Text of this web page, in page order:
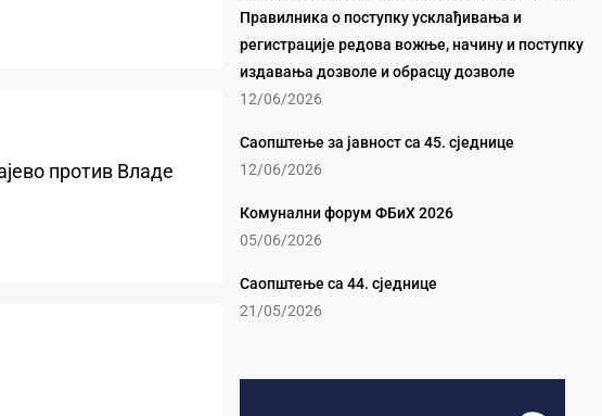
против Владе
Правилника о поступку усклађивања и
регистрације редова вожње, начину и поступку
издавања дозволе и обрасцу дозволе
12/06/2026
Саопштење за јавност са 45. сједнице
12/06/2026
Комунални форум ФБиХ 2026
05/06/2026
Саопштење са 44. сједнице
21/05/2026